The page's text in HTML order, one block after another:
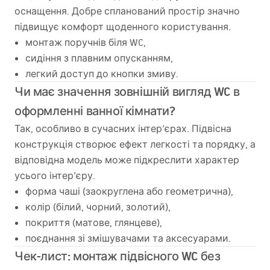
оснащення. Добре спланований простір значно
підвищує комфорт щоденного користування.
монтаж поручнів біля WC,
сидіння з плавним опусканням,
легкий доступ до кнопки змиву.
Чи має значення зовнішній вигляд WC в
оформленні ванної кімнати?
Так, особливо в сучасних інтер’єрах. Підвісна
конструкція створює ефект легкості та порядку, а
відповідна модель може підкреслити характер
усього інтер’єру.
форма чаші (заокруглена або геометрична),
колір (білий, чорний, золотий),
покриття (матове, глянцеве),
поєднання зі змішувачами та аксесуарами.
Чек-лист: монтаж підвісного WC без